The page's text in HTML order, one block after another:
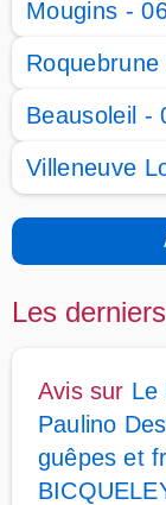
Mougins -
Beausoleil -
Villeneuve
Les
Avis sur Le
Paulino
guêpes et